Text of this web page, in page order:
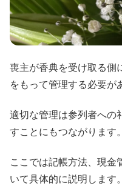
喪主が香典を受け取る側
をもって管理する必要が
適切な管理は参列者への
すことにもつながります。
ここでは記帳方法、現金
いて具体的に説明します。